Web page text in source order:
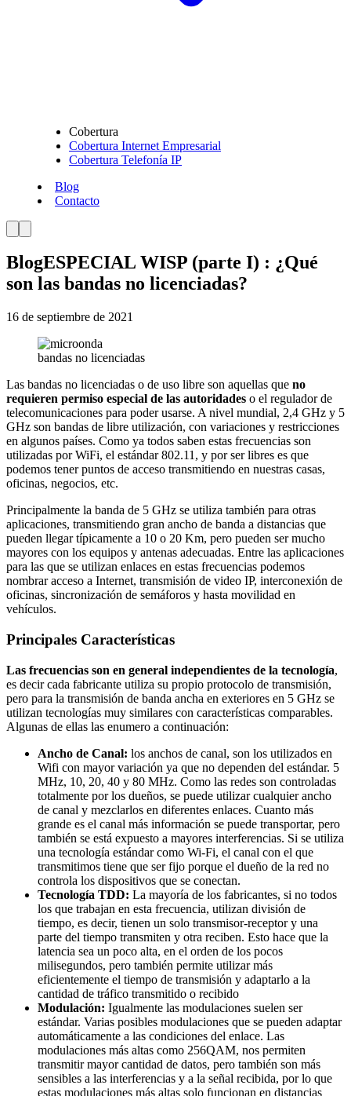
Cobertura
Cobertura Internet Empresarial
Cobertura Telefonía IP
Blog
Contacto
BlogESPECIAL WISP (parte I) : ¿Qué
son las bandas no licenciadas?
16 de septiembre de 2021
bandas no licenciadas
Las bandas no licenciadas o de uso libre son aquellas que no
requieren permiso especial de las autoridades o el regulador de
telecomunicaciones para poder usarse. A nivel mundial, 2,4 GHz y 5
GHz son bandas de libre utilización, con variaciones y restricciones
en algunos países. Como ya todos saben estas frecuencias son
utilizadas por WiFi, el estándar 802.11, y por ser libres es que
podemos tener puntos de acceso transmitiendo en nuestras casas,
oficinas, negocios, etc.
Principalmente la banda de 5 GHz se utiliza también para otras
aplicaciones, transmitiendo gran ancho de banda a distancias que
pueden llegar típicamente a 10 o 20 Km, pero pueden ser mucho
mayores con los equipos y antenas adecuadas. Entre las aplicaciones
para las que se utilizan enlaces en estas frecuencias podemos
nombrar acceso a Internet, transmisión de video IP, interconexión de
oficinas, sincronización de semáforos y hasta movilidad en
vehículos.
Principales Características
Las frecuencias son en general independientes de la tecnología,
es decir cada fabricante utiliza su propio protocolo de transmisión,
pero para la transmisión de banda ancha en exteriores en 5 GHz se
utilizan tecnologías muy similares con características comparables.
Algunas de ellas las enumero a continuación:
Ancho de Canal: los anchos de canal, son los utilizados en
Wifi con mayor variación ya que no dependen del estándar. 5
MHz, 10, 20, 40 y 80 MHz. Como las redes son controladas
totalmente por los dueños, se puede utilizar cualquier ancho
de canal y mezclarlos en diferentes enlaces. Cuanto más
grande es el canal más información se puede transportar, pero
también se está expuesto a mayores interferencias. Si se utiliza
una tecnología estándar como Wi-Fi, el canal con el que
transmitimos tiene que ser fijo porque el dueño de la red no
controla los dispositivos que se conectan.
Tecnología TDD: La mayoría de los fabricantes, si no todos
los que trabajan en esta frecuencia, utilizan división de
tiempo, es decir, tienen un solo transmisor-receptor y una
parte del tiempo transmiten y otra reciben. Esto hace que la
latencia sea un poco alta, en el orden de los pocos
milisegundos, pero también permite utilizar más
eficientemente el tiempo de transmisión y adaptarlo a la
cantidad de tráfico transmitido o recibido
Modulación: Igualmente las modulaciones suelen ser
estándar. Varias posibles modulaciones que se pueden adaptar
automáticamente a las condiciones del enlace. Las
modulaciones más altas como 256QAM, nos permiten
transmitir mayor cantidad de datos, pero también son más
sensibles a las interferencias y a la señal recibida, por lo que
estas modulaciones más altas solo funcionan en distancias